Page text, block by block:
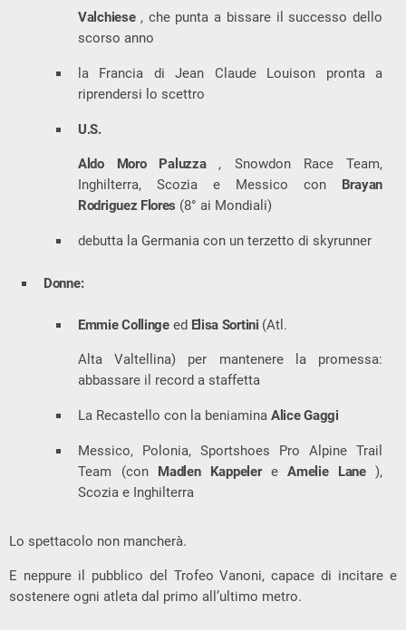
Valchiese , che punta a bissare il successo dello
scorso anno
la Francia di Jean Claude Louison pronta a
riprendersi lo scettro
U.S.
Aldo Moro Paluzza , Snowdon Race Team,
Inghilterra, Scozia e Messico con Brayan
Rodriguez Flores (8° ai Mondiali)
debutta la Germania con un terzetto di skyrunner
Donne:
Emmie Collinge ed Elisa Sortini (Atl.
Alta Valtellina) per mantenere la promessa:
abbassare il record a staffetta
La Recastello con la beniamina Alice Gaggi
Messico, Polonia, Sportshoes Pro Alpine Trail
Team (con Madlen Kappeler eAmelie Lane),
Scozia e Inghilterra
Lo spettacolo non mancherà.
E neppure il pubblico del Trofeo Vanoni, capace di incitare e
sostenere ogni atleta dal primo all’ultimo metro.